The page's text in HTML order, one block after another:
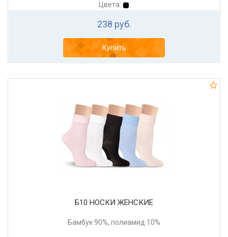
Цвета:
238 руб.
Купить
Б10 НОСКИ ЖЕНСКИЕ
Бамбук 90%, полиамид 10%